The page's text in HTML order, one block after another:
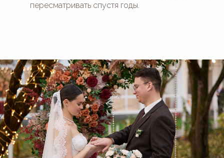
пересматривать спустя годы.